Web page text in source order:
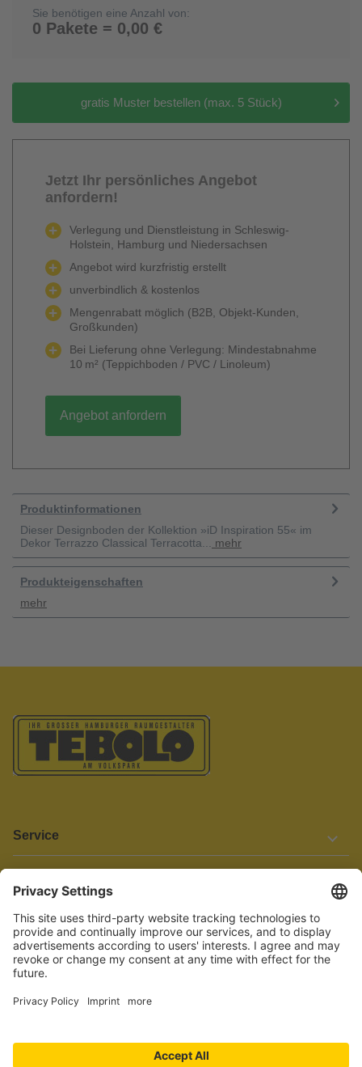
Sie benötigen eine Anzahl von:
0 Pakete = 0,00 €
gratis Muster bestellen (max. 5 Stück)
Jetzt Ihr persönliches Angebot
anfordern!
Verlegung und Dienstleistung in Schleswig-
Holstein, Hamburg und Niedersachsen
Angebot wird kurzfristig erstellt
unverbindlich & kostenlos
Mengenrabatt möglich (B2B, Objekt-Kunden,
Großkunden)
Bei Lieferung ohne Verlegung: Mindestabnahme
10 m² (Teppichboden / PVC / Linoleum)
Angebot anfordern
Produktinformationen
Dieser Designboden der Kollektion »iD Inspiration 55« im
Dekor Terrazzo Classical Terracotta...
mehr
Produkteigenschaften
mehr
Service
Informationen
Barrierefreiheit
Wir bemühen uns, unsere Website barrierefrei zu gestalten.
Einige Inhalte und Funktionen sind derzeit jedoch noch nicht
vollständig zugänglich. Wenn Sie auf Barrieren stoßen oder Hilfe
benötigen, kontaktieren Sie uns bitte unter service[at]knutzen.de.
Vertrag widerrufen
© 2026 TEBOLO